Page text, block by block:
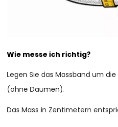
Wie messe ich richtig?
Legen Sie das Massband um
(ohne Daumen).
Das Mass in Zentimetern